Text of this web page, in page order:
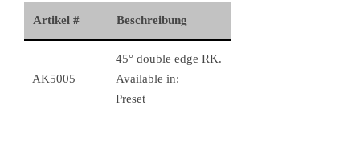
Artikel # Beschreibung
AK5005
45° double edge RK.
Available in:
Preset